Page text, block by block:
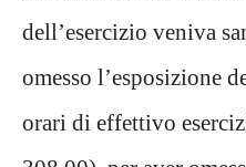
dell’esercizio veniva
omesso l’esposizione
orari di effettivo